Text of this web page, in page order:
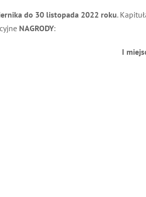
do 30 listopada 2022 roku.
NAGRODY:
I